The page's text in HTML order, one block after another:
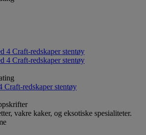
Craft-redskaper stentøy
vakre kaker, og eksotiske spesialiteter.